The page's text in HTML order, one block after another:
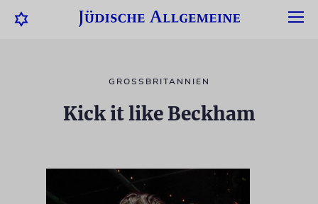
GROSSBRITANNIEN
Kick it like Beckham